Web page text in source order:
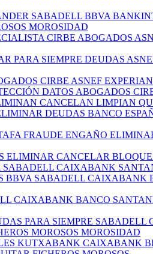
SABADELL BBVA
MOROSIDAD
CIRBE ABOGADOS
PARA SIEMPRE DEUDAS
CIRBE ASNEF
DATOS ABOGADOS
CANCELAN LIMPIAN
DEUDAS BANCO
FRAUDE ENGAÑO
ELIMINAR CANCELAR
SABADELL CAIXABANK
BBVA SABADELL
CAIXABANK BANCO
PARA SIEMPRE
MOROSOS MOROSIDAD
KUTXABANK CAIXABANK